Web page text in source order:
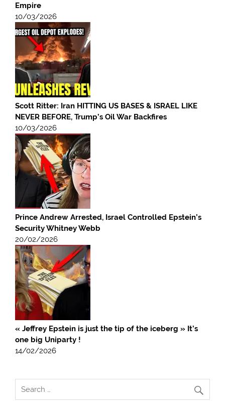
Empire
10/03/2026
Scott Ritter: Iran HITTING US BASES & ISRAEL LIKE
NEVER BEFORE, Trump’s Oil War Backfires
10/03/2026
Prince Andrew Arrested, Israel Controlled Epstein’s
Security Whitney Webb
20/02/2026
« Jeffrey Epstein is just the tip of the iceberg » It’s
one big Uniparty !
14/02/2026